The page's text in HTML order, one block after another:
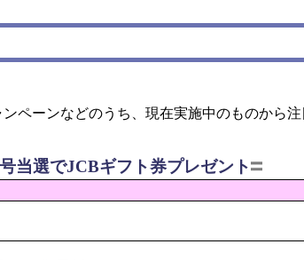
ペーンなどのうち、現在実施中のものから注
当選でJCBギフト券プレゼント